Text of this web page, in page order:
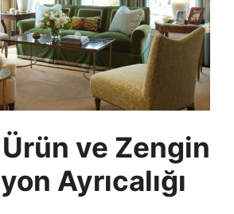
ve Zengin
Ayrıcalığı